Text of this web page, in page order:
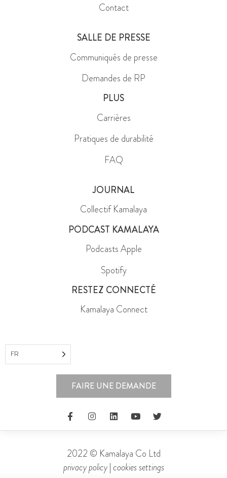
Contact
SALLE DE PRESSE
Communiqués de presse
Demandes de RP
PLUS
Carrières
Pratiques de durabilité
FAQ
JOURNAL
Collectif Kamalaya
PODCAST KAMALAYA
Podcasts Apple
Spotify
RESTEZ CONNECTÉ
Kamalaya Connect
FR
FAIRE UNE DEMANDE
2022 © Kamalaya Co Ltd
privacy policy|cookies settings